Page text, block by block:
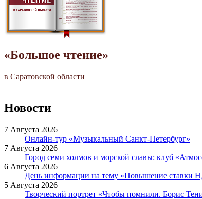
«Большое чтение»
в Саратовской области
Новости
7 Августа 2026
Онлайн-тур «Музыкальный Санкт-Петербург»
7 Августа 2026
Город семи холмов и морской славы: клуб
6 Августа 2026
День информации на тему «Повышение ставки
5 Августа 2026
Творческий портрет «Чтобы помнили. Борис